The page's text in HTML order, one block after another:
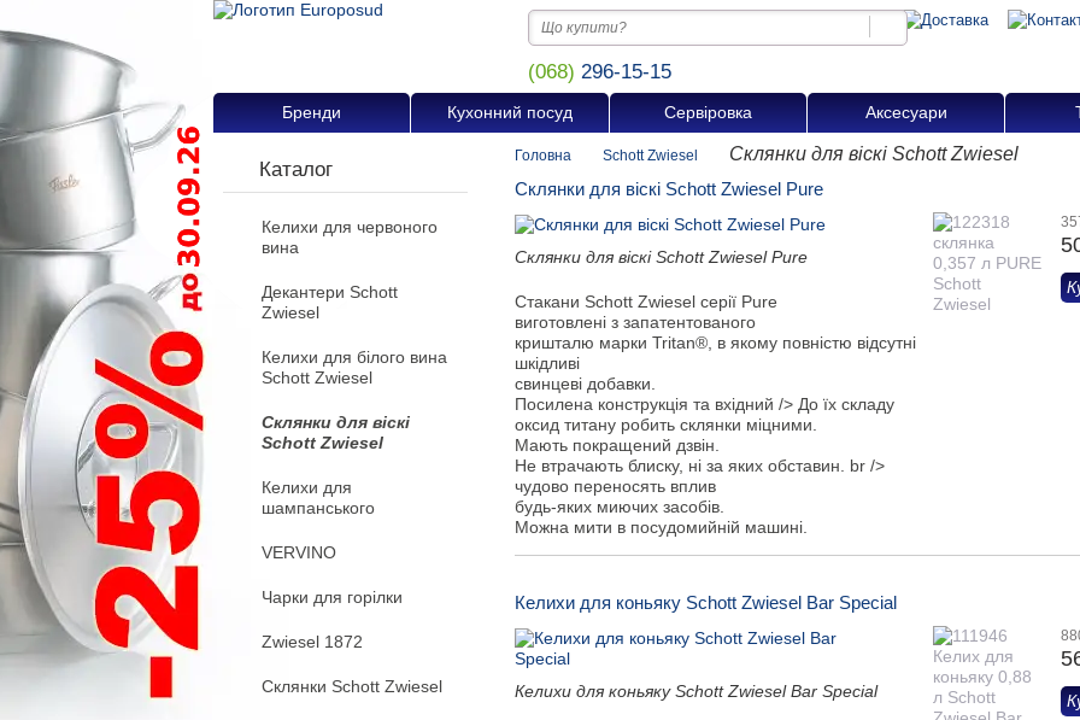
(068) 296-15-15
Бренди Кухонний посуд Сервіровка Аксесуари
Каталог
Келихи для червоного
вина
Декантери Schott
Zwiesel
Келихи для білого вина
Schott Zwiesel
Склянки для віскі
Schott Zwiesel
Келихи для
шампанського
VERVINO
Чарки для горілки
Zwiesel 1872
Склянки Schott Zwiesel
Головна Schott Zwiesel
Склянки для віскі Schott Zwiesel
Склянки для віскі Schott Zwiesel Pure
Склянки для віскі Schott Zwiesel Pure
Стакани Schott Zwiesel серії Pure
виготовлені з запатентованого
кришталю марки Tritan®, в якому повністю відсутні
шкідливі
свинцеві добавки.
Посилена конструкція та вхідний /> До їх складу
оксид титану робить склянки міцними.
Мають покращений дзвін.
Не втрачають блиску, ні за яких обставин. br />
чудово переносять вплив
будь-яких миючих засобів.
Можна мити в посудомийній машині.
Келихи для коньяку Schott Zwiesel Bar Special
Келихи для коньяку Schott Zwiesel Bar Special